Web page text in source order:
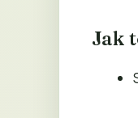
Jak